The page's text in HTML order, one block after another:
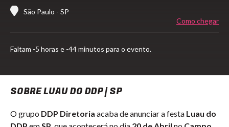
São Paulo - SP
Como chegar
Faltam -5 horas e -44 minutos para o evento.
SOBRE LUAU DO DDP | SP
O grupo DDP Diretoria acaba de anunciar a festa Luau do